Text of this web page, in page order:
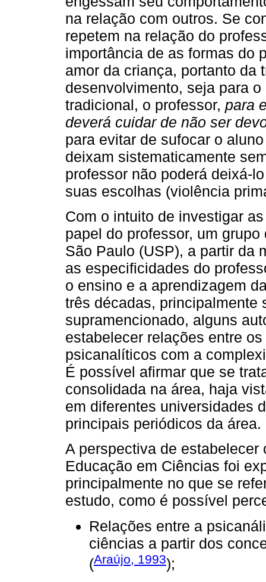
na relação com outros. Se
repetem na relação do
importância de as formas do
amor da criança, portanto da
desenvolvimento, seja para
tradicional, o professor, para
deverá cuidar de não ser
para evitar de sufocar o
deixam sistematicamente
professor não poderá deixá-
suas escolhas (violência
Com o intuito de investigar
papel do professor, um
São Paulo (USP), a partir da
as especificidades do
o ensino e a aprendizagem
três décadas, principalmente
supramencionado, alguns
estabelecer relações entre
psicanalíticos com a
É possível afirmar que se
consolidada na área, haja
em diferentes universidades
principais periódicos da área.
A perspectiva de
Educação em Ciências foi
principalmente no que se
estudo, como é possível
Relações entre a
ciências a partir dos
(Araújo, 1993);